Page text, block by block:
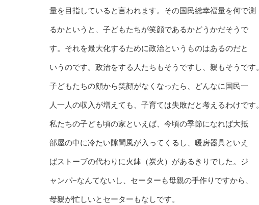
量を目指していると言われます。その国民総幸福量を何で測
るかというと、子どもたちが笑顔であるかどうかだそうで
す。それを最大化するために政治というものはあるのだと
いうのです。政治をする人たちもそうですし、親もそうです。
子どもたちの顔から笑顔がなくなったら、どんなに国民一
人一人の収入が増えても、子育ては失敗だと考えるわけです。
私たちの子ども頃の家といえば、今頃の季節になれば大抵
部屋の中に冷たい隙間風が入ってくるし、暖房器具といえ
ばストーブの代わりに火鉢（炭火）があるきりでした。ジ
ャンパ−なんてないし、セーターも母親の手作りですから、
母親が忙しいとセーターもなしです。